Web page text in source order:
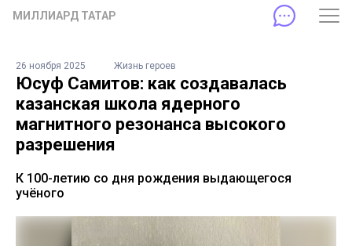
МИЛЛИАРД ТАТАР
26 ноября 2025 Жизнь героев
Юсуф Самитов: как создавалась
казанская школа ядерного
магнитного резонанса высокого
разрешения
К 100-летию со дня рождения выдающегося
учёного